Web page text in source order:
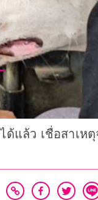
แล้ว เชื่อสาเหตุ